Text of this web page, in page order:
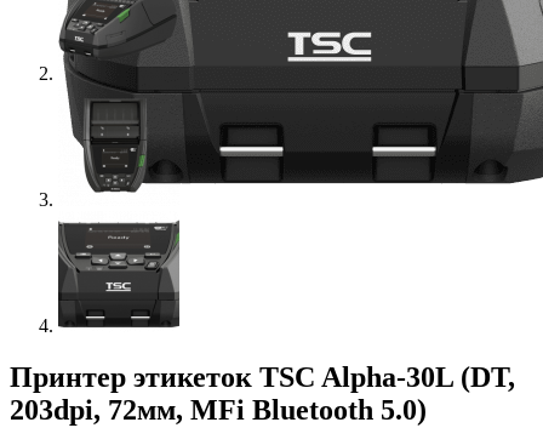
Принтер этикеток TSC Alpha-30L (DT,
203dpi, 72мм, MFi Bluetooth 5.0)